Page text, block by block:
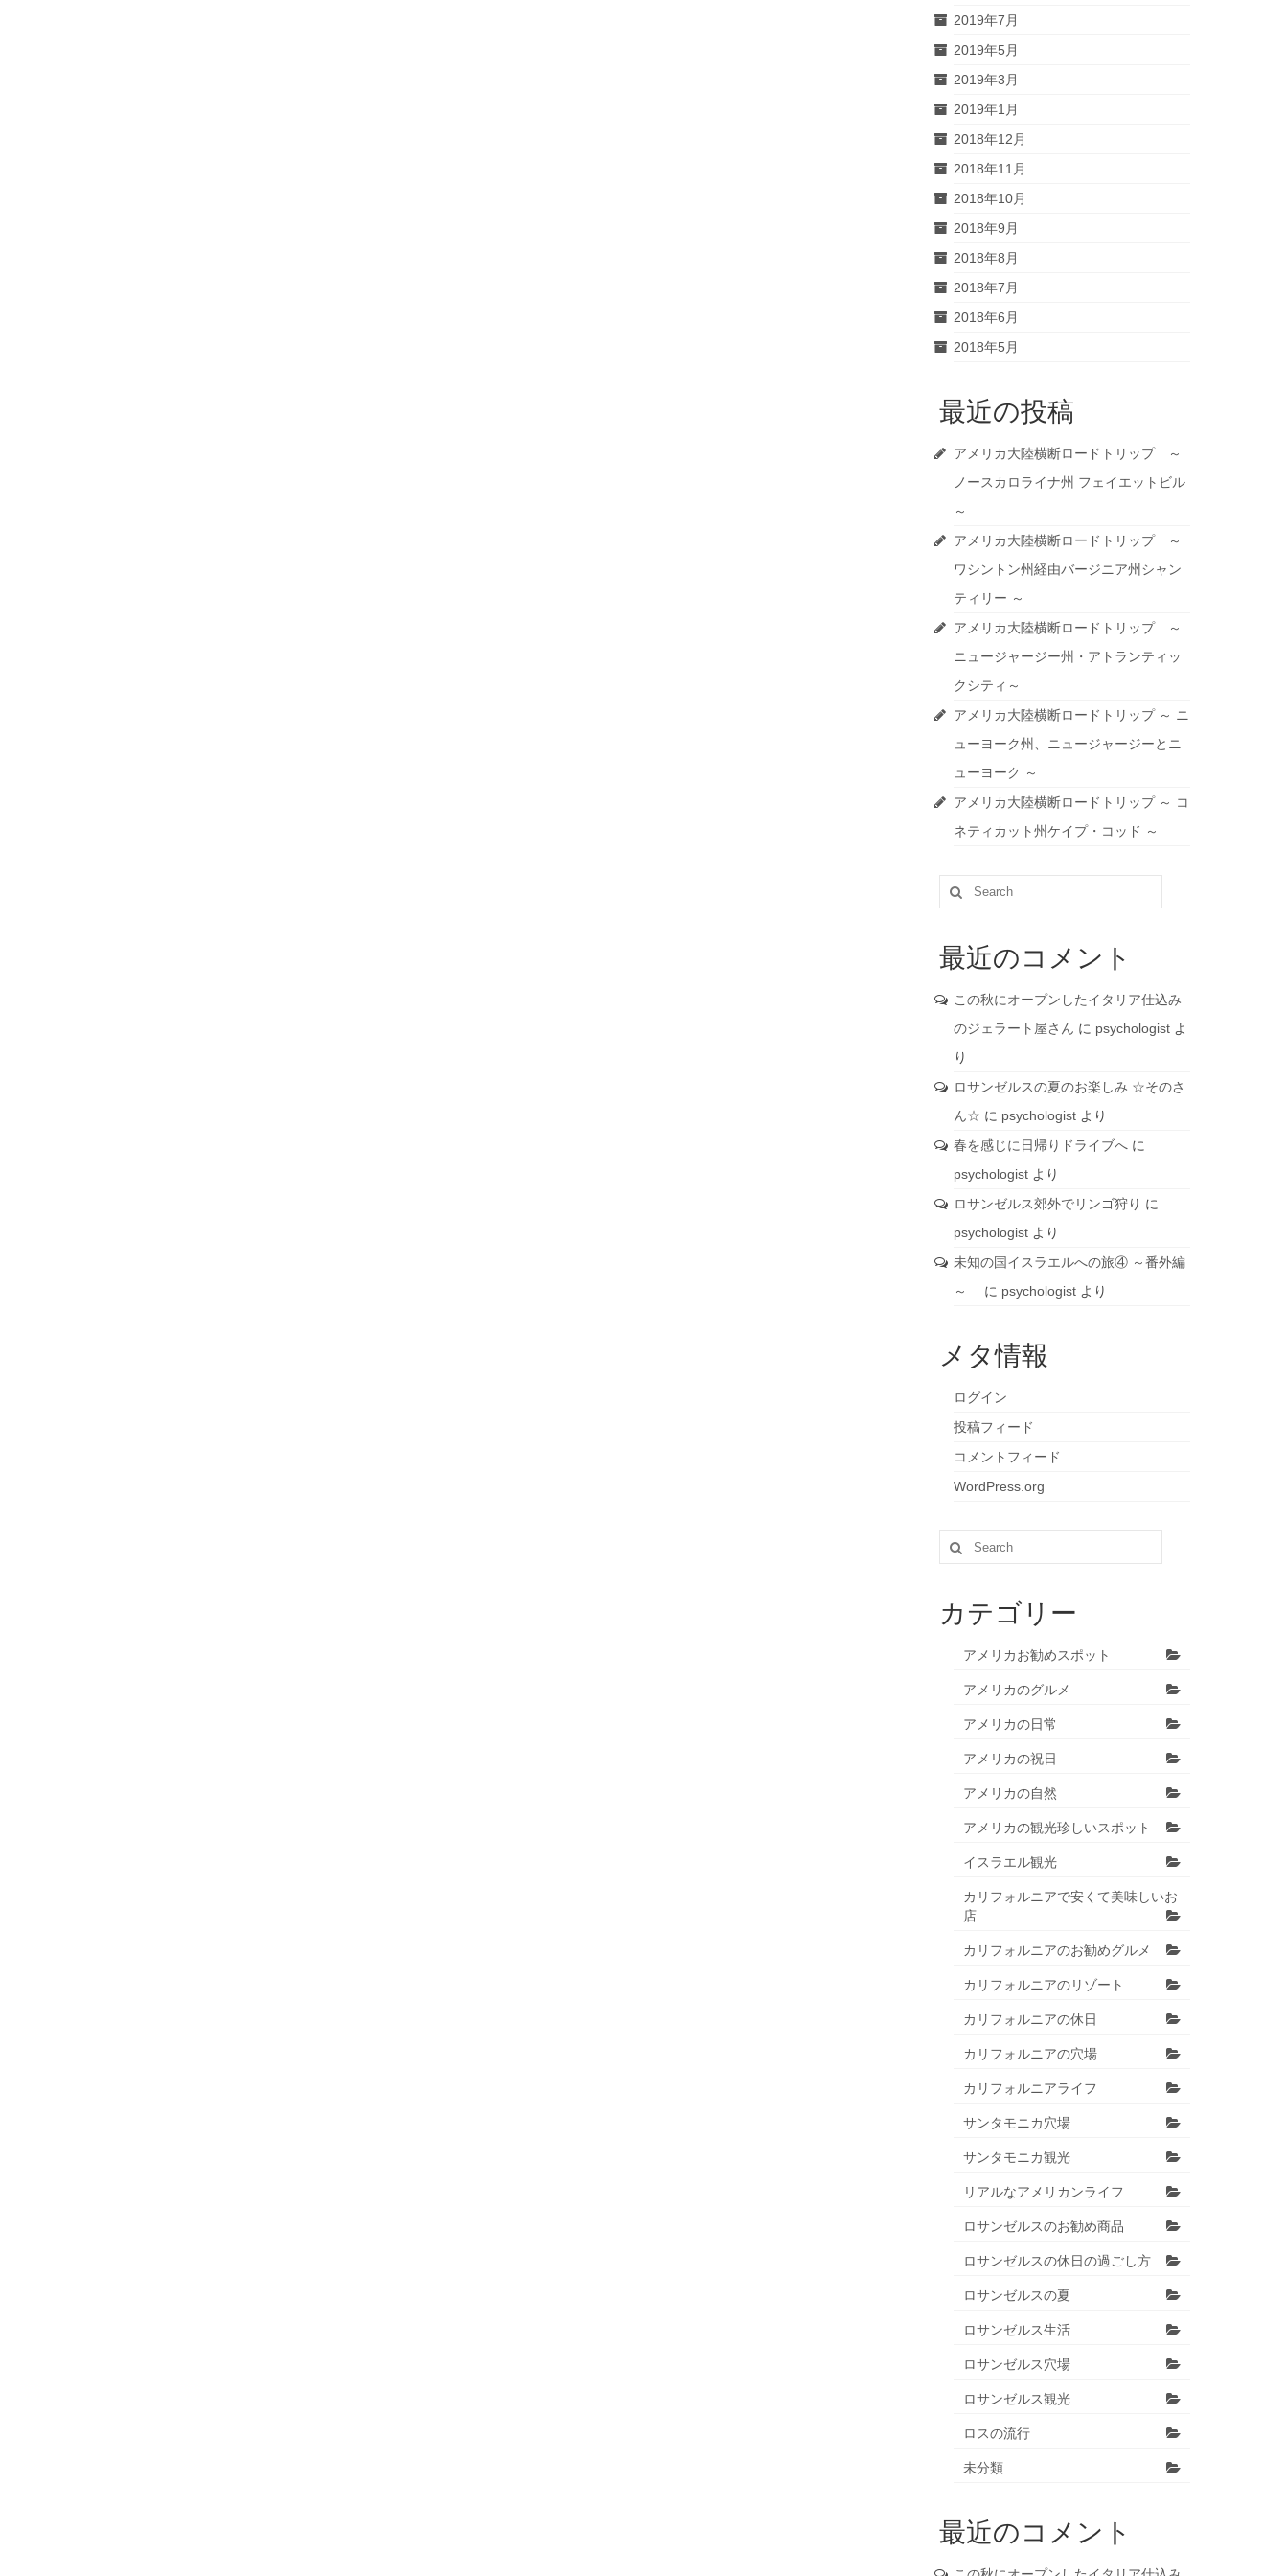
2019年7月
2019年5月
2019年3月
2019年1月
2018年12月
2018年11月
2018年10月
2018年9月
2018年8月
2018年7月
2018年6月
2018年5月
最近の投稿
アメリカ大陸横断ロードトリップ ～
ノースカロライナ州 フェイエットビル
～
アメリカ大陸横断ロードトリップ ～
ワシントン州経由バージニア州シャン
ティリー ～
アメリカ大陸横断ロードトリップ ～
ニュージャージー州・アトランティッ
クシティ～
アメリカ大陸横断ロードトリップ ～ ニ
ューヨーク州、ニュージャージーとニ
ューヨーク ～
アメリカ大陸横断ロードトリップ ～ コ
ネティカット州ケイプ・コッド ～
Search
for:
最近のコメント
この秋にオープンしたイタリア仕込み
のジェラート屋さん に psychologistよ
り
ロサンゼルスの夏のお楽しみ ☆そのさ
ん☆ に psychologistより
春を感じに日帰りドライブへに
psychologistより
ロサンゼルス郊外でリンゴ狩り に
psychologistより
未知の国イスラエルへの旅④ ～番外編
～
に psychologistより
メタ情報
ログイン
投稿フィード
コメントフィード
WordPress.org
Search
for:
カテゴリー
アメリカお勧めスポット
アメリカのグルメ
アメリカの日常
アメリカの祝日
アメリカの自然
アメリカの観光珍しいスポット
イスラエル観光
カリフォルニアで安くて美味しいお
店
カリフォルニアのお勧めグルメ
カリフォルニアのリゾート
カリフォルニアの休日
カリフォルニアの穴場
カリフォルニアライフ
サンタモニカ穴場
サンタモニカ観光
リアルなアメリカンライフ
ロサンゼルスのお勧め商品
ロサンゼルスの休日の過ごし方
ロサンゼルスの夏
ロサンゼルス生活
ロサンゼルス穴場
ロサンゼルス観光
ロスの流行
未分類
最近のコメント